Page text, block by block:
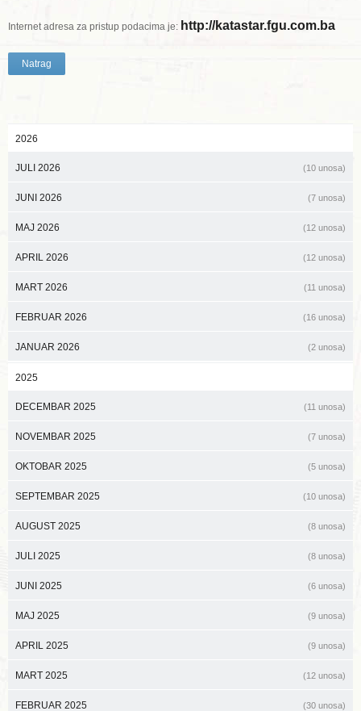
Internet adresa za pristup podacima je: http://katastar.fgu.com.ba
Natrag
2026
JULI 2026 (10 unosa)
JUNI 2026 (7 unosa)
MAJ 2026 (12 unosa)
APRIL 2026 (12 unosa)
MART 2026 (11 unosa)
FEBRUAR 2026 (16 unosa)
JANUAR 2026 (2 unosa)
2025
DECEMBAR 2025 (11 unosa)
NOVEMBAR 2025 (7 unosa)
OKTOBAR 2025 (5 unosa)
SEPTEMBAR 2025 (10 unosa)
AUGUST 2025 (8 unosa)
JULI 2025 (8 unosa)
JUNI 2025 (6 unosa)
MAJ 2025 (9 unosa)
APRIL 2025 (9 unosa)
MART 2025 (12 unosa)
FEBRUAR 2025 (30 unosa)